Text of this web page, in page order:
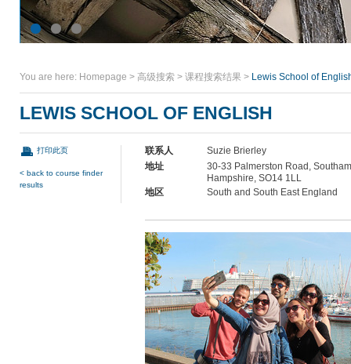
You are here: Homepage > 高级搜索 > 课程搜索结果 > Lewis School of
LEWIS SCHOOL OF ENGLISH
打印此页
< back to course finder
results
联系人
Suzie Brierley
地址
30-33 Palmerston Road,
Hampshire, SO14 1LL
地区
South and South East England